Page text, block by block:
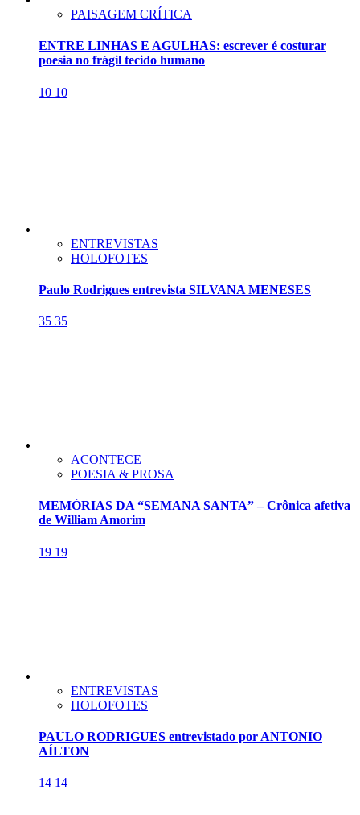
PAISAGEM CRÍTICA
ENTRE LINHAS E AGULHAS: escrever é costurar
poesia no frágil tecido humano
10 10
ENTREVISTAS
HOLOFOTES
Paulo Rodrigues entrevista SILVANA MENESES
35 35
ACONTECE
POESIA & PROSA
MEMÓRIAS DA “SEMANA SANTA” – Crônica afetiva
de William Amorim
19 19
ENTREVISTAS
HOLOFOTES
PAULO RODRIGUES entrevistado por ANTONIO
AÍLTON
14 14